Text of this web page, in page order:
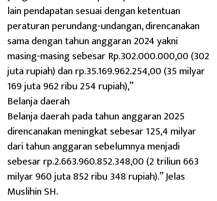
lain pendapatan sesuai dengan ketentuan
peraturan perundang-undangan, direncanakan
sama dengan tahun anggaran 2024 yakni
masing-masing sebesar Rp.302.000.000,00 (302
juta rupiah) dan rp.35.169.962.254,00 (35 milyar
169 juta 962 ribu 254 rupiah),”
Belanja daerah
Belanja daerah pada tahun anggaran 2025
direncanakan meningkat sebesar 125,4 milyar
dari tahun anggaran sebelumnya menjadi
sebesar rp.2.663.960.852.348,00 (2 triliun 663
milyar 960 juta 852 ribu 348 rupiah).” Jelas
Muslihin SH.